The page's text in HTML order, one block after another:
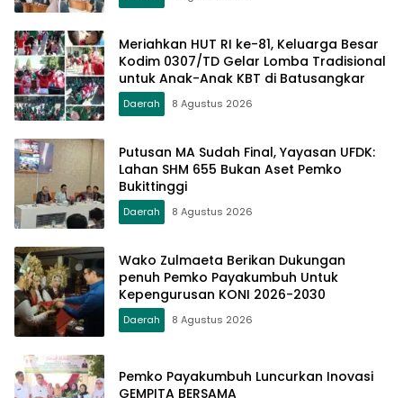
Meriahkan HUT RI ke-81, Keluarga Besar
Kodim 0307/TD Gelar Lomba Tradisional
untuk Anak-Anak KBT di Batusangkar
Daerah 8 Agustus 2026
Putusan MA Sudah Final, Yayasan UFDK:
Lahan SHM 655 Bukan Aset Pemko
Bukittinggi
Daerah 8 Agustus 2026
Wako Zulmaeta Berikan Dukungan
penuh Pemko Payakumbuh Untuk
Kepengurusan KONI 2026-2030
Daerah 8 Agustus 2026
Pemko Payakumbuh Luncurkan Inovasi
GEMPITA BERSAMA